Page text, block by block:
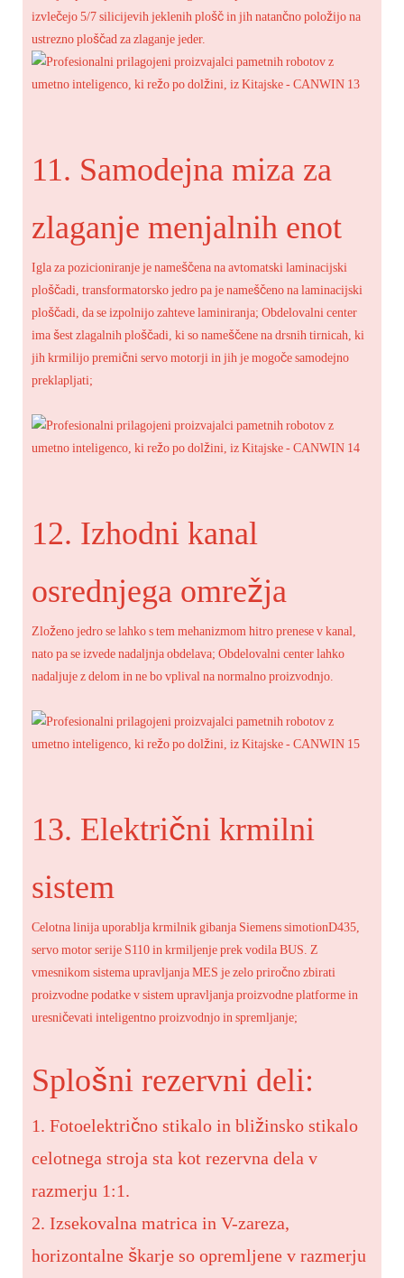
izvlečejo 5/7 silicijevih jeklenih plošč in jih natančno položijo na
ustrezno ploščad za zlaganje jeder.
11. Samodejna miza za
zlaganje menjalnih enot
Igla za pozicioniranje je nameščena na avtomatski laminacijski
ploščadi, transformatorsko jedro pa je nameščeno na laminacijski
ploščadi, da se izpolnijo zahteve laminiranja; Obdelovalni center
ima šest zlagalnih ploščadi, ki so nameščene na drsnih tirnicah, ki
jih krmilijo premični servo motorji in jih je mogoče samodejno
preklapljati;
12. Izhodni kanal
osrednjega omrežja
Zloženo jedro se lahko s tem mehanizmom hitro prenese v kanal,
nato pa se izvede nadaljnja obdelava; Obdelovalni center lahko
nadaljuje z delom in ne bo vplival na normalno proizvodnjo.
13. Električni krmilni
sistem
Celotna linija uporablja krmilnik gibanja Siemens simotionD435,
servo motor serije S110 in krmiljenje prek vodila BUS. Z
vmesnikom sistema upravljanja MES je zelo priročno zbirati
proizvodne podatke v sistem upravljanja proizvodne platforme in
uresničevati inteligentno proizvodnjo in spremljanje;
Splošni rezervni deli:
1. Fotoelektrično stikalo in bližinsko stikalo
celotnega stroja sta kot rezervna dela v
razmerju 1:1.
2. Izsekovalna matrica in V-zareza,
horizontalne škarje so opremljene v razmerju